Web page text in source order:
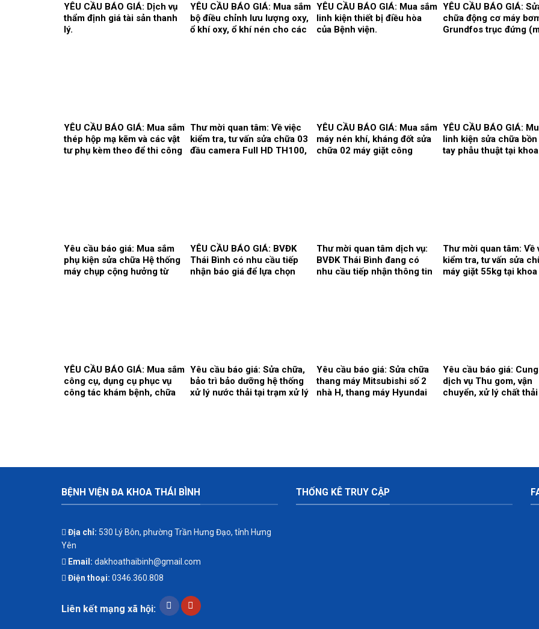
YÊU CẦU BÁO GIÁ: Dịch vụ
thẩm định giá tài sản thanh
lý.
YÊU CẦU BÁO GIÁ: Mua sắm
bộ điều chỉnh lưu lượng oxy,
ổ khí oxy, ổ khí nén cho các
YÊU CẦU BÁO GIÁ: Mua sắm
linh kiện thiết bị điều hòa
của Bệnh viện.
YÊU CẦU BÁO GIÁ:
chữa động cơ máy
Grundfos trục đứng
YÊU CẦU BÁO GIÁ: Mua sắm
thép hộp mạ kẽm và các vật
tư phụ kèm theo để thi công
Thư mời quan tâm: Về việc
kiểm tra, tư vấn sửa chữa 03
đầu camera Full HD TH100,
YÊU CẦU BÁO GIÁ: Mua sắm
máy nén khí, kháng đốt sửa
chữa 02 máy giặt công
YÊU CẦU BÁO GIÁ:
linh kiện sửa chữa
tay phẫu thuật tại
Yêu cầu báo giá: Mua sắm
phụ kiện sửa chữa Hệ thống
máy chụp cộng hưởng từ
YÊU CẦU BÁO GIÁ: BVĐK
Thái Bình có nhu cầu tiếp
nhận báo giá để lựa chọn
Thư mời quan tâm dịch vụ:
BVĐK Thái Bình đang có
nhu cầu tiếp nhận thông tin
Thư mời quan tâm: Về
kiểm tra, tư vấn sửa
máy giặt 55kg tại khoa
YÊU CẦU BÁO GIÁ: Mua sắm
công cụ, dụng cụ phục vụ
công tác khám bệnh, chữa
Yêu cầu báo giá: Sửa chữa,
bảo trì bảo dưỡng hệ thống
xử lý nước thải tại trạm xử lý
Yêu cầu báo giá: Sửa chữa
thang máy Mitsubishi số 2
nhà H, thang máy Hyundai
Yêu cầu báo giá:
dịch vụ Thu gom, vận
chuyển, xử lý chất
BỆNH VIỆN ĐA KHOA THÁI BÌNH
Địa chỉ: 530 Lý Bôn, phường Trần Hưng Đạo, tỉnh Hưng
Yên
Email: dakhoathaibinh@gmail.com
Điện thoại: 0346.360.808
Liên kết mạng xã hội:
THỐNG KÊ TRUY CẬP